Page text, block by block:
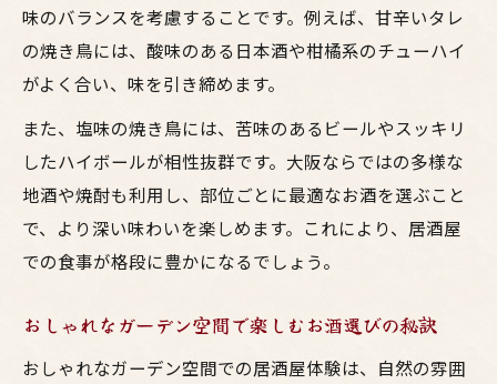
味のバランスを考慮することです。例えば、甘辛いタレ
の焼き鳥には、酸味のある日本酒や柑橘系のチューハイ
がよく合い、味を引き締めます。
また、塩味の焼き鳥には、苦味のあるビールやスッキリ
したハイボールが相性抜群です。大阪ならではの多様な
地酒や焼酎も利用し、部位ごとに最適なお酒を選ぶこと
で、より深い味わいを楽しめます。これにより、居酒屋
での食事が格段に豊かになるでしょう。
おしゃれなガーデン空間で楽しむお酒選びの秘訣
おしゃれなガーデン空間での居酒屋体験は、自然の雰囲